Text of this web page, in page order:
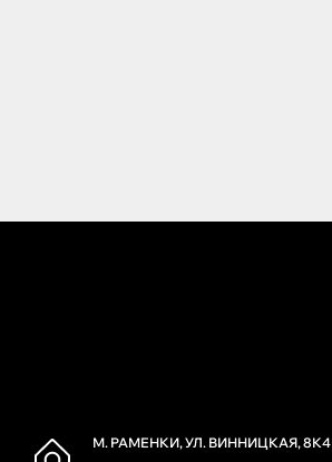
М. РАМЕНКИ, УЛ. ВИННИЦКАЯ, 8К4